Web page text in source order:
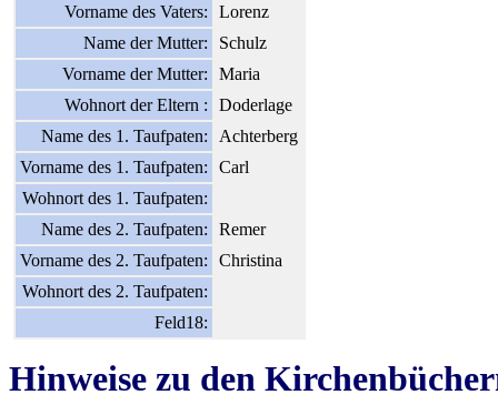
Vorname des Vaters:
Lorenz
Name der Mutter:
Schulz
Vorname der Mutter:
Maria
Wohnort der Eltern :
Doderlage
Name des 1. Taufpaten:
Achterberg
Vorname des 1. Taufpaten:
Carl
Wohnort des 1. Taufpaten:
Name des 2. Taufpaten:
Remer
Vorname des 2. Taufpaten:
Christina
Wohnort des 2. Taufpaten:
Feld18:
Hinweise zu den